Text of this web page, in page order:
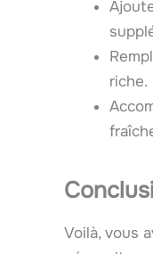
riche.
Voilà, vous